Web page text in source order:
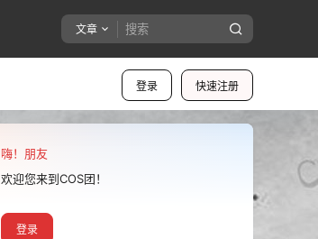
文章
登录 快速注册
嗨！朋友
欢迎您来到COS团！
登录